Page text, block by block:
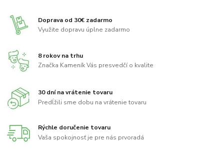
Doprava od 30€ zadarmo
Využite dopravu úplne zadarmo
8 rokov na trhu
Značka Kameník Vás presvedčí o kvalite
30 dní na vrátenie tovaru
Predĺžili sme dobu na vrátenie tovaru
Rýchle doručenie tovaru
Vaša spokojnosť je pre nás prvoradá